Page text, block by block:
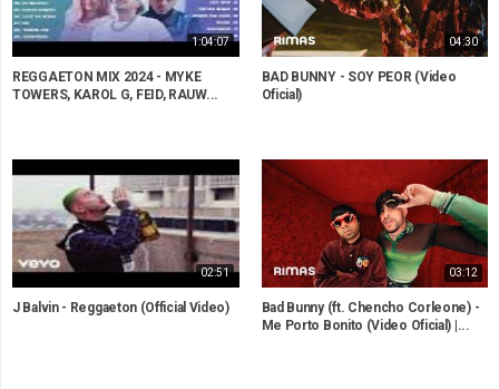
1:04:07
REGGAETON MIX 2024 - MYKE
TOWERS, KAROL G, FEID, RAUW...
04:30
BAD BUNNY - SOY PEOR (Video
Oficial)
02:51
J Balvin - Reggaeton (Official Video)
03:12
Bad Bunny (ft. Chencho Corleone) -
Me Porto Bonito (Video Oficial) |...